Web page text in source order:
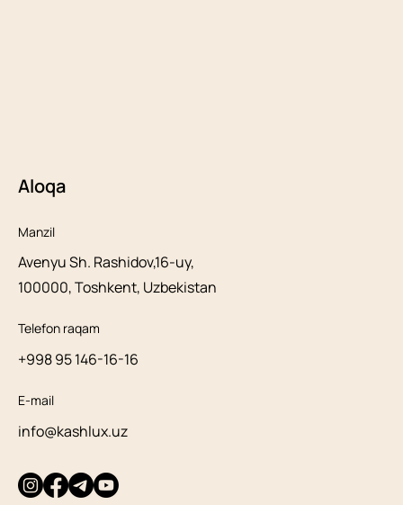
Aloqa
Manzil
Avenyu Sh. Rashidov,16-uy,
100000, Toshkent, Uzbekistan
Telefon raqam
+998 95 146-16-16
E-mail
info@kashlux.uz